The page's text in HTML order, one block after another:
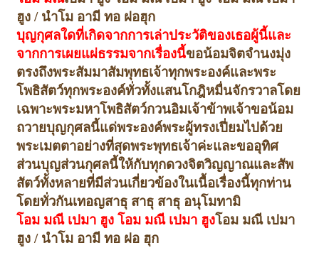
ฮูง / นำโม อามี ทอ ฝอฮุก
บุญกุศลใดที่เกิดจากการเล่าประวัติของเธอผู้นี้และ
จากการเผยแผ่ธรรมจากเรื่องนี้ขอน้อมจิตจำนงมุ่ง
ตรงถึงพระสัมมาสัมพุทธเจ้าทุกพระองค์และพระ
โพธิสัตว์ทุกพระองค์ทั่วทั้งแสนโกฎิหมื่นจักรวาลโดย
เฉพาะพระมหาโพธิสัตว์กวนอิมเจ้าข้าพเจ้าขอน้อม
ถวายบุญกุศลนี้แด่พระองค์พระผู้ทรงเปี่ยมไปด้วย
พระเมตตาอย่างที่สุดพระพุทธเจ้าค่ะและขออุทิศ
ส่วนบุญส่วนกุศลนี้ให้กับทุกดวงจิตวิญญาณและสัพ
สัตว์ทั้งหลายที่มีส่วนเกี่ยวข้องในเนื้อเรื่องนี้ทุกท่าน
โดยทั่วกันเทอญสาธุ สาธุ สาธุ อนุโมทามิ
โอม มณี เปมา ฮูง โอม มณี เปมา ฮูงโอม มณี เปมา
ฮูง / นำโม อามี ทอ ฝอ ฮุก